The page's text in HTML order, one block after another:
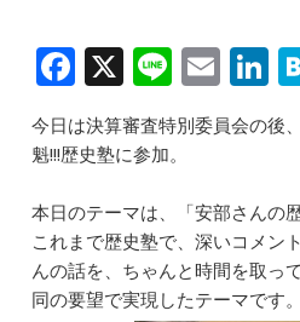
F
a
c
e
b
o
o
X Li
n
e
E
m
ai
Li
n
k
n
今日は決算審査特別委員会の後
魁!!!歴史塾に参加。
本日のテーマは、「安部さんの歴
これまで歴史塾で、深いコメン
んの話を、ちゃんと時間を取っ
同の要望で実現したテーマです。